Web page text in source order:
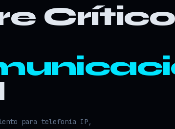
Crítico
para telefonía IP,